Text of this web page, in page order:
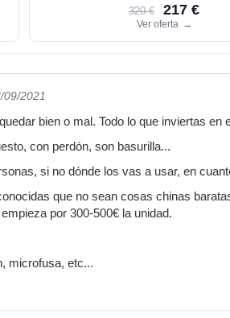
320 € 217 €
Ver oferta →
09/2021
bien o mal. Todo lo que inviertas
con perdón, son basurilla...
si no dónde los vas a usar, en
que no sean cosas chinas
por 300-500€ la unidad.
microfusa, etc...